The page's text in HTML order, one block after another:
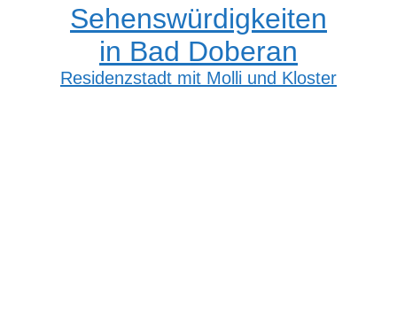
Sehenswürdigkeiten
in Bad Doberan
Residenzstadt mit Molli und Kloster